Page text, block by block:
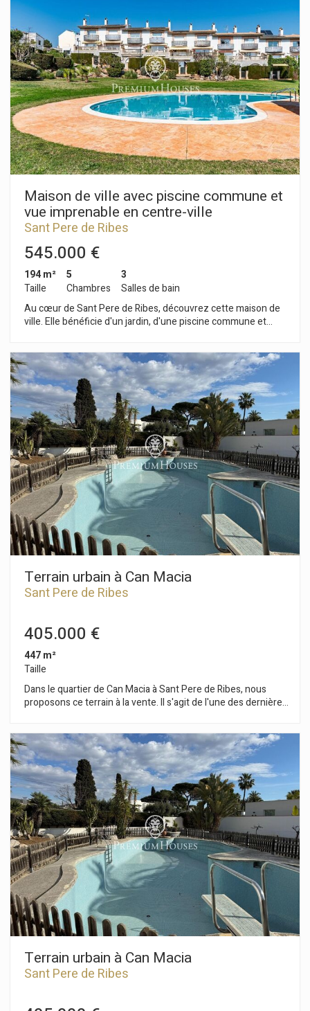
Attenant à cet espace, nous avons une cuisine équipée d'un
bar. L'espace nuit se compose de deux chambres doubles
avec placards intégrés. Enfin, une salle de bain complète avec
douche dessert l'ensemble de l'appartement. La résidence
dispose d'une piscine commune et d'une place de parking
non attribuée. Le quartier de Vallpineda à Sant Pere de Ribes
est réputé pour son calme tout au long de l'année et sa
situation privilégiée à proximité de la British School of
Barcelona. L'accès à l'autoroute C-32 est également très
facile.
Maison de ville avec piscine commune et
vue imprenable en centre-ville
Sant Pere de Ribes
545.000 €
194 m²
Taille
5
Chambres
3
Salles de bain
Au cœur de Sant Pere de Ribes, découvrez cette maison de
ville. Elle bénéficie d'un jardin, d'une piscine commune et
La maison se compose de trois niveaux. Le rez-de-chaussée
offre un espace de vie ouvert donnant sur le jardin, qui mène
à la piscine commune. Au premier étage, l'espace de vie
comprend un séjour/salle à manger avec accès à une
terrasse. Nous y trouvons également une cuisine séparée,
une chambre individuelle et des toilettes invités. Le deuxième
étage abrite l'espace nuit, composé de deux chambres
doubles, dont une avec salle de bains privative et accès à une
grande terrasse. Nous y trouvons également une chambre
individuelle et une salle de bains. La maison est située en
plein centre de Sant Pere de Ribes, à proximité de tous les
commerces et services essentiels et avec un accès rapide et
facile à l'autoroute C-32 vers Barcelone et son aéroport.
Terrain urbain à Can Macia
Sant Pere de Ribes
405.000 €
447 m²
Taille
Dans le quartier de Can Macia à Sant Pere de Ribes, nous
proposons ce terrain à la vente. Il s'agit de l'une des dernières
Sant Pere de Ribes. Le terrain mesure 447 m² une maison
individuelle peut être construite avec un maximum de 135 m²
au rez-de-chaussée et 161 m² au rez-de-chaussée plus le
premier étage. Règlement d'urbanisme (Zone résidentielle
10.1h) Superficie minimale du terrain : 380 m² Surface
constructible maximale : 0,36 m²/m² de terrain Taux
d'occupation maximal : 30 % Façade minimale : 15 m Hauteur
maximale du bâtiment : 8,00 m Dépendance autorisée avec un
taux d'occupation limité à 5 % Usage autorisé : Maison
individuelle Le quartier de Can Macia à Sant Pere de Ribes se
caractérise par sa tranquillité tout au long de l'année et,
surtout, par sa sécurité. Los Viñedos offre ce cadre de vie
sans compromettre sa situation idéale à proximité de Sitges
et de ses commodités.
Terrain urbain à Can Macia
Sant Pere de Ribes